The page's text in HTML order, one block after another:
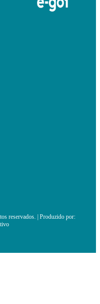
reservados. | Produzido por: